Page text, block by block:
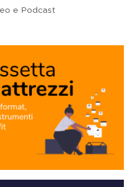
e Podcast